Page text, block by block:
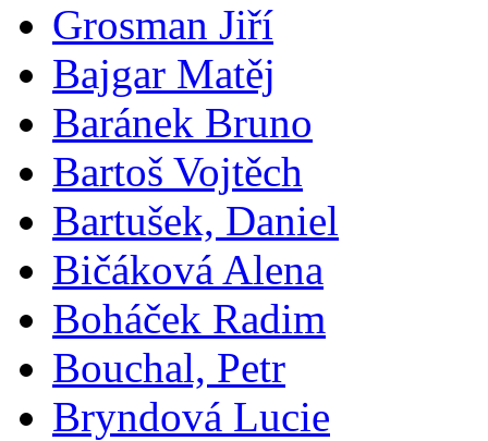
Grosman Jiří
Bajgar Matěj
Baránek Bruno
Bartoš Vojtěch
Bartušek, Daniel
Bičáková Alena
Boháček Radim
Bouchal, Petr
Bryndová Lucie